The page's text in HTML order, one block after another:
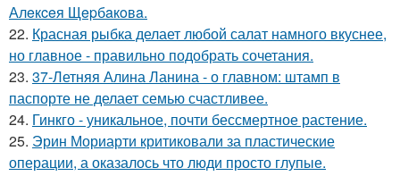
Алeкceя Щepбaкoвa.
22. Красная рыбка делает любой салат намного вкуснее,
но главное - правильно подобрать сочетания.
23. 37-Летняя Алина Ланина - о главном: штамп в
паспорте не делает семью счастливее.
24. Гинкго - уникальное, почти бессмертное растение.
25. Эрин Мориарти критиковали за пластические
операции, а оказалось что люди просто глупые.